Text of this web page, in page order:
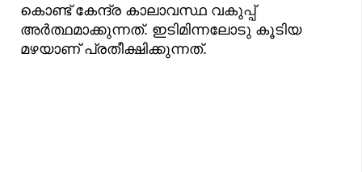
കൊണ്ട് കേന്ദ്ര കാലാവസ്ഥ വകുപ്പ്
അർത്ഥമാക്കുന്നത്. ഇടിമിന്നലോടു കൂടിയ
മഴയാണ് പ്രതീക്ഷിക്കുന്നത്.